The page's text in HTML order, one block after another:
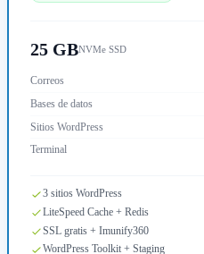
25 GBNVMe SSD
Correos
Bases de datos
Sitios WordPress
Terminal
3 sitios WordPress
LiteSpeed Cache + Redis
SSL gratis + Imunify360
WordPress Toolkit + Staging